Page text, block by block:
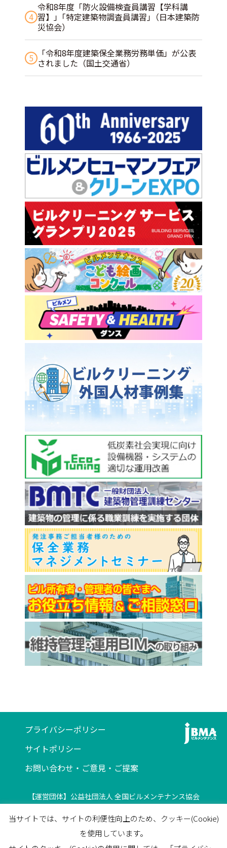
4
令和8年度「防火設備検査員講習【学科講
習】」｢特定建築物調査員講習｣（日本建築防
災協会）
5
「令和8年度建築保全業務労務単価」が公表
されました（国土交通省）
プライバシーポリシー
サイトポリシー
お問い合わせ・ご意見・ご提案
【運営団体】公益社団法人 全国ビルメンテナンス協会
ビルメンテナンス会館5F
03-3805-7560 / FAX 03-3805-7561
当サイトでは、サイトの利便性向上のため、クッキー(Cookie)
を使用しています。